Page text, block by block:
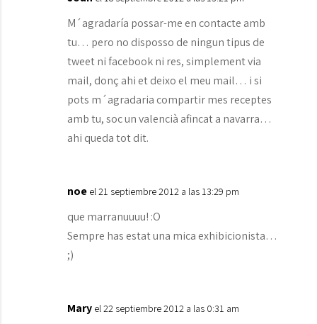
M´agradaría possar-me en contacte amb
tu… pero no disposso de ningun tipus de
tweet ni facebook ni res, simplement via
mail, donç ahi et deixo el meu mail… i si
pots m´agradaria compartir mes receptes
amb tu, soc un valencià afincat a navarra…
ahi queda tot dit.
noe el 21 septiembre 2012 a las 13:29 pm
que marranuuuu! :O
Sempre has estat una mica exhibicionista…
;)
Mary el 22 septiembre 2012 a las 0:31 am